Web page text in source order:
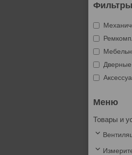
Фильтры
Товары и